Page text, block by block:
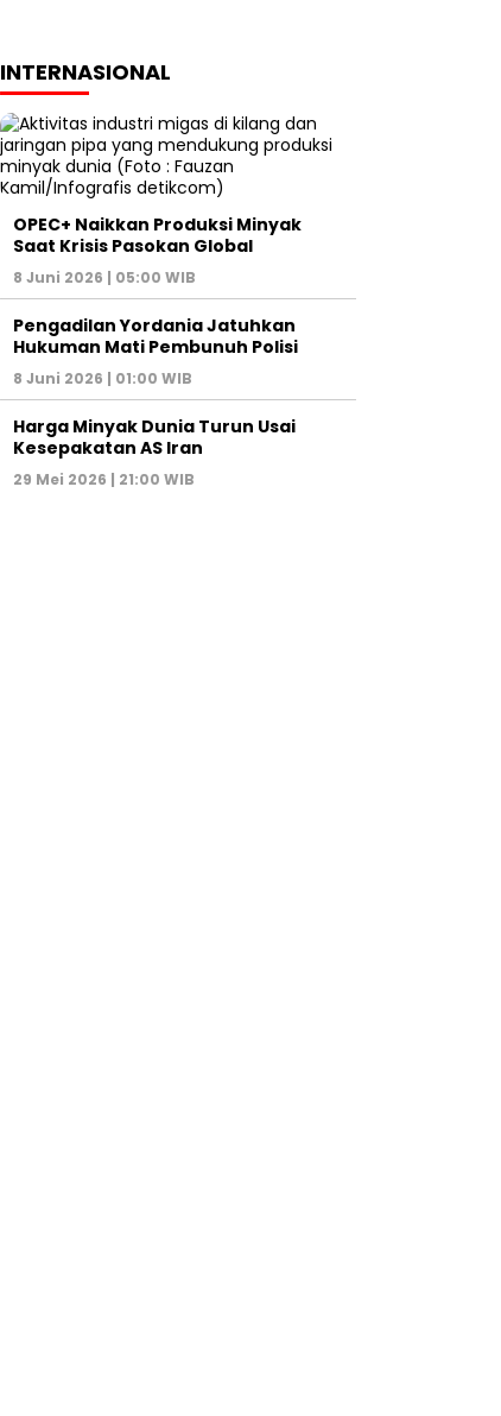
INTERNASIONAL
OPEC+ Naikkan Produksi Minyak
Saat Krisis Pasokan Global
8 Juni 2026 | 05:00 WIB
Pengadilan Yordania Jatuhkan
Hukuman Mati Pembunuh Polisi
8 Juni 2026 | 01:00 WIB
Harga Minyak Dunia Turun Usai
Kesepakatan AS Iran
29 Mei 2026 | 21:00 WIB